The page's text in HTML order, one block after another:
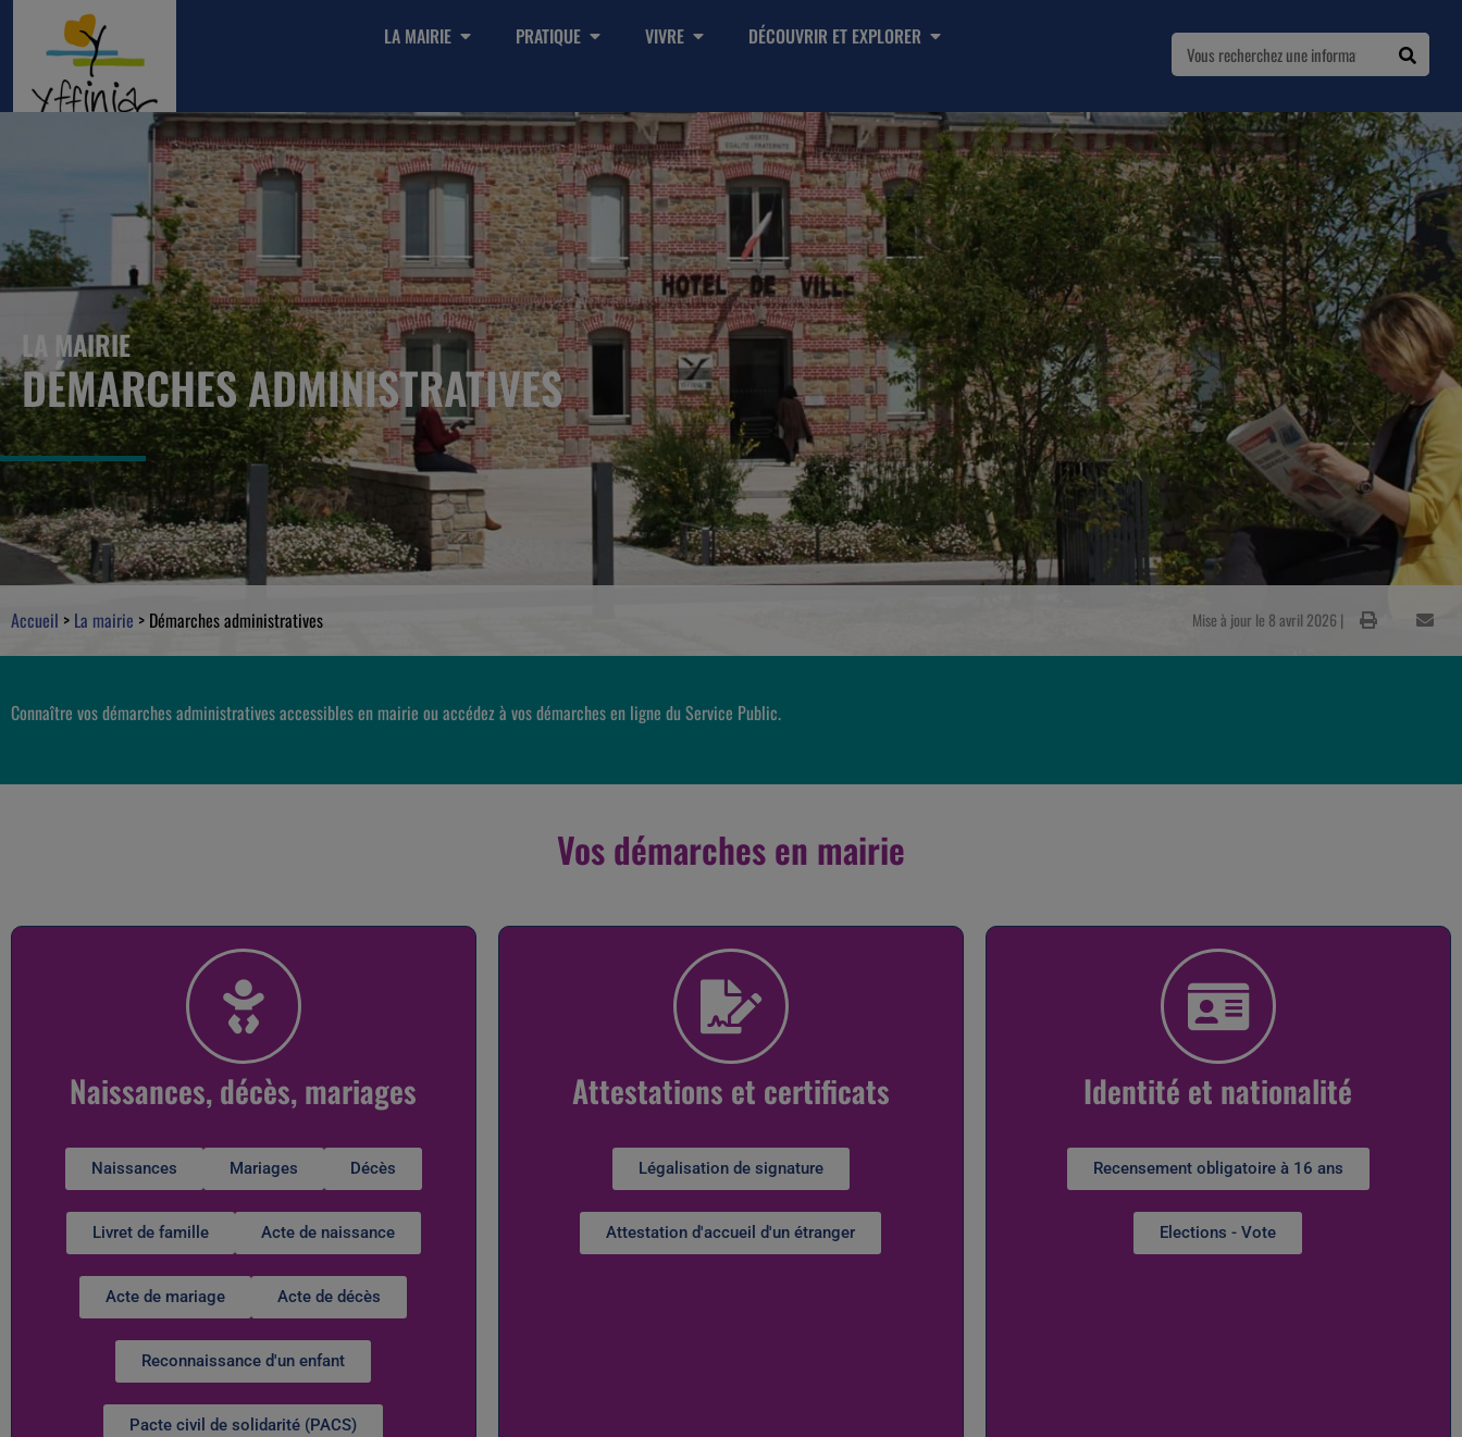
LA MAIRIE PRATIQUE VIVRE DÉCOUVRIR ET EXPLORER
LA MAIRIE
DÉMARCHES ADMINISTRATIVES
Accueil > La mairie > Démarches administratives Mise à jour le 8 avril 2026 |
Connaître vos démarches administratives accessibles en mairie ou accédez à vos démarches en ligne du Service Public.
Vos démarches en mairie
Naissances, décès, mariages
Naissances Mariages Décès
Livret de famille Acte de naissance
Acte de mariage Acte de décès
Reconnaissance d'un enfant
Pacte civil de solidarité (PACS)
Attestations et certificats
Légalisation de signature
Attestation d'accueil d'un étranger
Identité et nationalité
Recensement obligatoire à 16 ans
Elections - Vote